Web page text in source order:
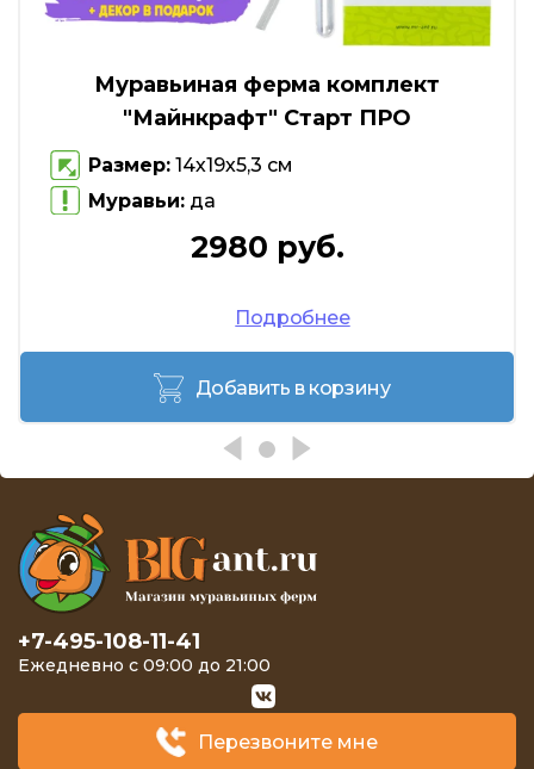
Муравьиная ферма комплект
"Майнкрафт" Старт ПРО
Размер: 14х19х5,3 см
Муравьи: да
2980 руб.
Подробнее
Добавить в корзину
+7-495-108-11-41
Ежедневно с 09:00 до 21:00
Перезвоните мне